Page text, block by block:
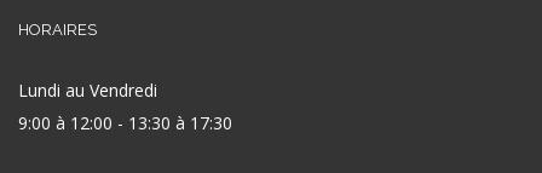
HORAIRES
Lundi au Vendredi
9:00 à 12:00 - 13:30 à 17:30